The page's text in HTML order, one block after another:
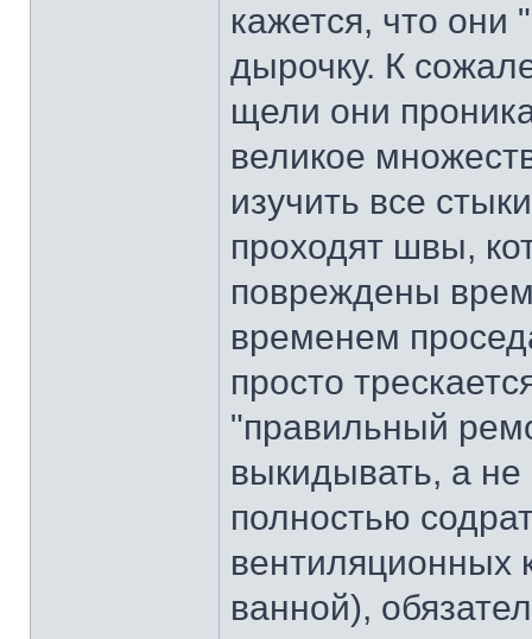
кажется, что они
дырочку. К
щели они
великое
изучить все
проходят швы,
повреждены
временем
просто
"правильный
выкидывать, а не
полностью
вентиляционных
ванной),